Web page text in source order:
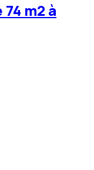
m2 à